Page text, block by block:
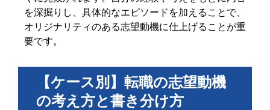
を深掘りし、具体的なエピソードを加えることで、
オリジナリティのある志望動機に仕上げることが重
要です。
【ケース別】転職の志望動機
の考え方と書き分け方